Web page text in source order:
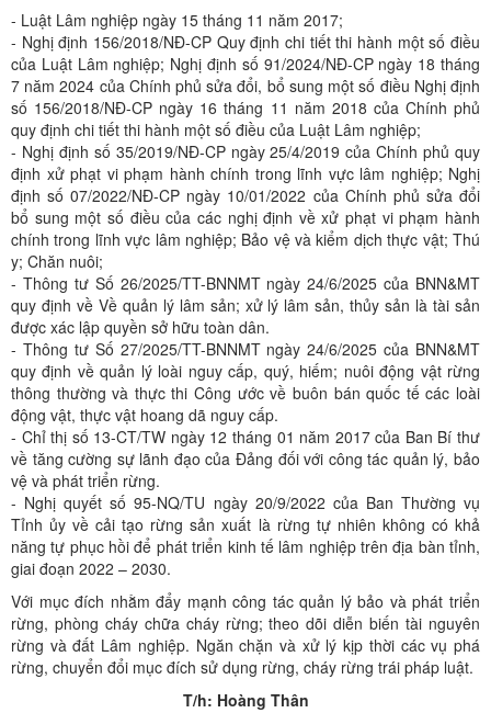
- Luật Lâm nghiệp ngày 15 tháng 11 năm 2017;
- Nghị định 156/2018/NĐ-CP Quy định chi tiết thi hành một số điều
của Luật Lâm nghiệp; Nghị định số 91/2024/NĐ-CP ngày 18 tháng
7 năm 2024 của Chính phủ sửa đổi, bổ sung một số điều Nghị định
số 156/2018/NĐ-CP ngày 16 tháng 11 năm 2018 của Chính phủ
quy định chi tiết thi hành một số điều của Luật Lâm nghiệp;
- Nghị định số 35/2019/NĐ-CP ngày 25/4/2019 của Chính phủ quy
định xử phạt vi phạm hành chính trong lĩnh vực lâm nghiệp; Nghị
định số 07/2022/NĐ-CP ngày 10/01/2022 của Chính phủ sửa đổi
bổ sung một số điều của các nghị định về xử phạt vi phạm hành
chính trong lĩnh vực lâm nghiệp; Bảo vệ và kiểm dịch thực vật; Thú
y; Chăn nuôi;
- Thông tư Số 26/2025/TT-BNNMT ngày 24/6/2025 của BNN&MT
quy định về Về quản lý lâm sản; xử lý lâm sản, thủy sản là tài sản
được xác lập quyền sở hữu toàn dân.
- Thông tư Số 27/2025/TT-BNNMT ngày 24/6/2025 của BNN&MT
quy định về quản lý loài nguy cấp, quý, hiếm; nuôi động vật rừng
thông thường và thực thi Công ước về buôn bán quốc tế các loài
động vật, thực vật hoang dã nguy cấp.
- Chỉ thị số 13-CT/TW ngày 12 tháng 01 năm 2017 của Ban Bí thư
về tăng cường sự lãnh đạo của Đảng đối với công tác quản lý, bảo
vệ và phát triển rừng.
- Nghị quyết số 95-NQ/TU ngày 20/9/2022 của Ban Thường vụ
Tỉnh ủy về cải tạo rừng sản xuất là rừng tự nhiên không có khả
năng tự phục hồi để phát triển kinh tế lâm nghiệp trên địa bàn tỉnh,
giai đoạn 2022 – 2030.
Với mục đích nhằm đẩy mạnh công tác quản lý bảo và phát triển
rừng, phòng cháy chữa cháy rừng; theo dõi diễn biến tài nguyên
rừng và đất Lâm nghiệp. Ngăn chặn và xử lý kịp thời các vụ phá
rừng, chuyển đổi mục đích sử dụng rừng, cháy rừng trái pháp luật.
T/h: Hoàng Thân